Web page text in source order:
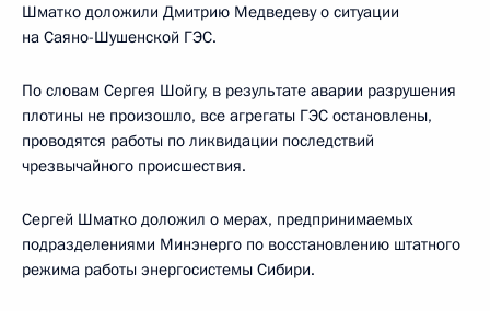
Шматко доложили Дмитрию Медведеву о ситуации
на Саяно-Шушенской ГЭС.
По словам Сергея Шойгу, в результате аварии разрушения
плотины не произошло, все агрегаты ГЭС остановлены,
проводятся работы по ликвидации последствий
чрезвычайного происшествия.
Сергей Шматко доложил о мерах, предпринимаемых
подразделениями Минэнерго по восстановлению штатного
режима работы энергосистемы Сибири.